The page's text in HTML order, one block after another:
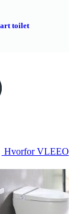
toilet
Hvorfor VLEEO